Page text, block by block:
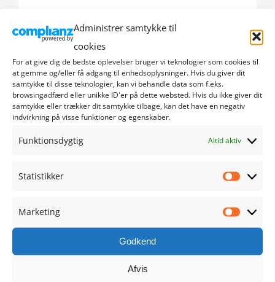
Administrer samtykke til
cookies
For at give dig de bedste oplevelser bruger vi teknologier som cookies til
at gemme og/eller få adgang til enhedsoplysninger. Hvis du giver dit
samtykke til disse teknologier, kan vi behandle data som f.eks.
browsingadfærd eller unikke ID'er på dette websted. Hvis du ikke giver dit
samtykke eller trækker dit samtykke tilbage, kan det have en negativ
indvirkning på visse funktioner og egenskaber.
Funktionsdygtig Altid aktiv
Statistikker
Marketing
Godkend
Afvis
januar 2025
december 2024
november 2024
oktober 2024
maj 2024